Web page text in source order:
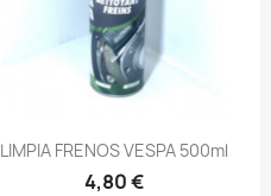
Vista rápida
LIMPIA FRENOS VESPA 500ml
4,80 €